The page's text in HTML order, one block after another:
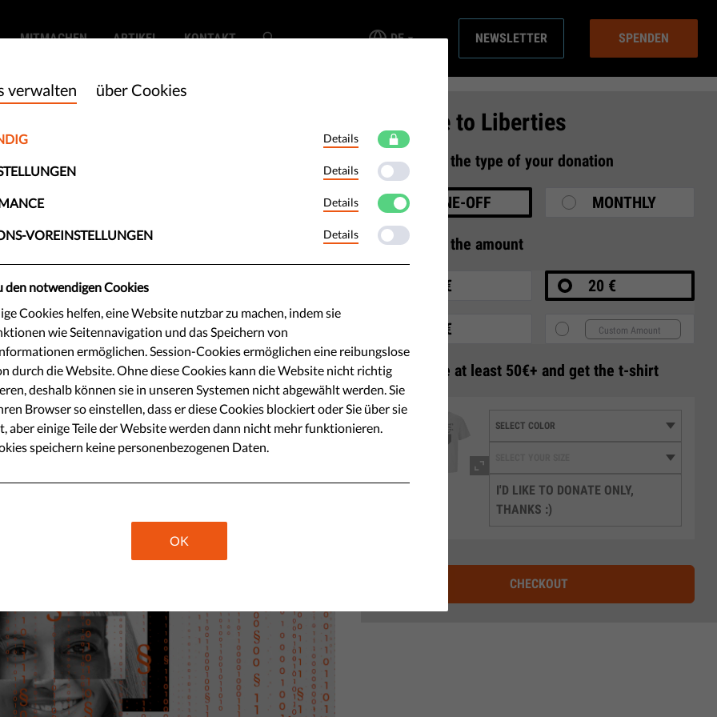
MITMACHEN ARTIKEL KONTAKT DE NEWSLETTER SPENDEN
Aktuelle
Ausblick
nutzen künstliche
von erheblicher Tragweite
und damit wir diese
oder Vorurteile nutzen
werden.
Share
Donate to Liberties
1 Select the type of your donation
ONE-OFF MONTHLY
2 Select the amount
10 € 20 €
35 €
3 Donate at least 50€+ and get the t-shirt
I'D LIKE TO DONATE ONLY,
THANKS :)
CHECKOUT
verwalten über Cookies
Details
Details
Details
VOREINSTELLUNGEN Details
den notwendigen Cookies
Cookies helfen, eine Website nutzbar zu machen, indem sie
wie Seitennavigation und das Speichern von
ermöglichen. Session-Cookies ermöglichen eine reibungslose
durch die Website. Ohne diese Cookies kann die Website nicht richtig
deshalb können sie in unseren Systemen nicht abgewählt werden. Sie
Browser so einstellen, dass er diese Cookies blockiert oder Sie über sie
aber einige Teile der Website werden dann nicht mehr funktionieren.
speichern keine personenbezogenen Daten.
OK